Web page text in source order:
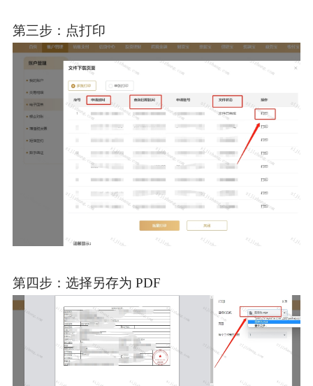
第三步：点打印
第四步：选择另存为 PDF